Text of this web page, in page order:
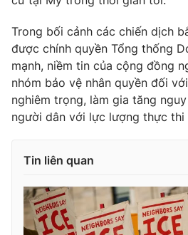
Trong bối cảnh các chiến dịch
được chính quyền Tổng thống
mạnh, niềm tin của cộng đồng
nhóm bảo vệ nhân quyền đối
nghiêm trọng, làm gia tăng
người dân với lực lượng thực thi
Tin liên quan